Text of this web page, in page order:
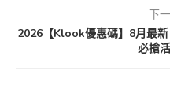
下
2026【Klook優惠碼】8月最
必搶